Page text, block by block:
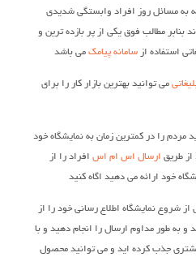
مسائل روز افراد وابستگی شدیدی
مطالب فوق یکی از پر بازده ترین و
استفاده از سامانه پیامکمی باشد
می توانید بهترین بازار کار را برای
را در کمترین زمان به نمایشگاه خود
طریق ارسال اس ام اسافراد را از
خود ارائه می دهید اگاه کنید
شروع نمایشگاه اطلاع رسانی خود را از
طور مداوم ارسال را انجام دهید و با
جذب کرده اید و می توانید محصول